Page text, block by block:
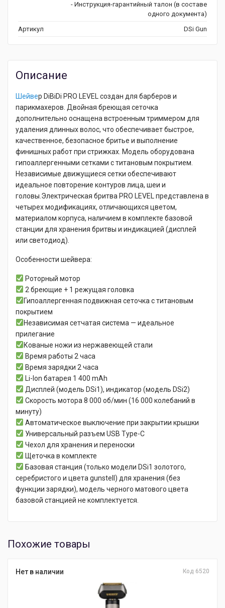
- Инструкция-гарантийный талон (в составе
одного документа)
Артикул
DSi Gun
Описание
Шейвер DiBiDi PRO LEVEL создан для барберов и
парикмахеров. Двойная бреющая сеточка
дополнительно оснащена встроенным триммером для
удаления длинных волос, что обеспечивает быстрое,
качественное, безопасное бритье и выполнение
финишных работ при стрижках. Модель оборудована
гипоаллергенными сетками с титановым покрытием.
Независимые движущиеся сетки обеспечивают
идеальное повторение контуров лица, шеи и
головы.Электрическая бритва PRO LEVEL представлена в
четырех модификациях, отличающихся цветом,
материалом корпуса, наличием в комплекте базовой
станции для хранения бритвы и индикацией (дисплей
или светодиод).
Особенности шейвера:
Роторный мотор
2 бреющие + 1 режущая головка
Гипоаллергенная подвижная сеточка с титановым
покрытием
Независимая сетчатая система — идеальное
прилегание
Кованые ножи из нержавеющей стали
Время работы 2 часа
Время зарядки 2 часа
Li-Ion батарея 1 400 mAh
Дисплей (модель DSi1), индикатор (модель DSi2)
Скорость мотора 8 000 об/мин (16 000 колебаний в
минуту)
Автоматическое выключение при закрытии крышки
Универсальный разъем USB Type-C
Чехол для хранения и переноски
Щеточка в комплекте
Базовая станция (только модели DSi1 золотого,
серебристого и цвета gunstell) для хранения (без
функции зарядки), модель черного матового цвета
базовой станцией не комплектуется.
Похожие товары
Нет в наличии Код 6520